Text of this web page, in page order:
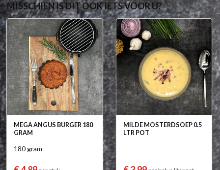
MISSCHIEN IS DIT OOK IETS VOOR U?
MEGA ANGUS BURGER 180
GRAM
180 gram
MILDE MOSTERDSOEP 0.5
LTR POT